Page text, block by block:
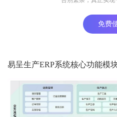
免费
易呈生产ERP系统核心功能模